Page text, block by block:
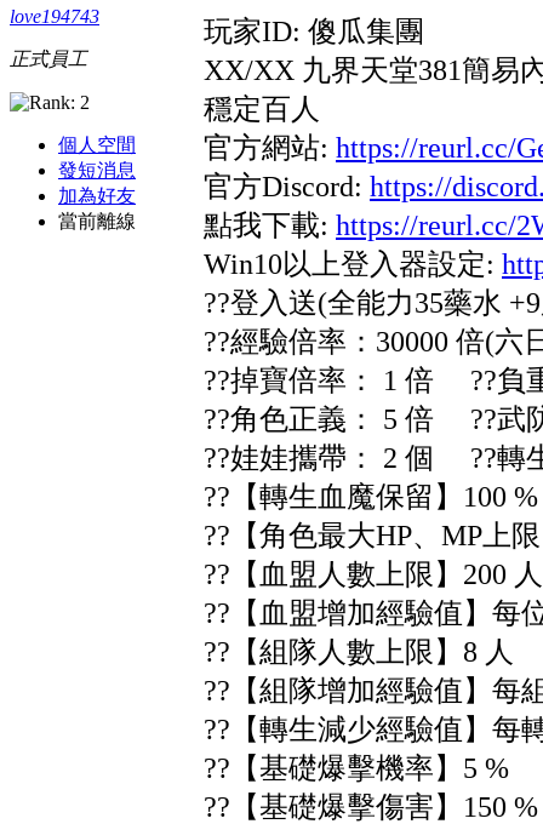
love194743
正式員工
個人空間
發短消息
加為好友
當前離線
玩家ID: 傻瓜集團
XX/XX 九界天堂381簡易
穩定百人
官方網站: https://reurl.cc/
官方Discord: https://
點我下載: https://reurl.cc/
Win10以上登入器設定:
??登入送(全能力35藥水
??經驗倍率：30000 倍(六
??掉寶倍率： 1 倍 ??負
??角色正義： 5 倍 ??武
??娃娃攜帶： 2 個 ??轉
??【轉生血魔保留】100 %
??【角色最大HP、MP上
??【血盟人數上限】200 人
??【血盟增加經驗值】每
??【組隊人數上限】8 人
??【組隊增加經驗值】每
??【轉生減少經驗值】每
??【基礎爆擊機率】5 %
??【基礎爆擊傷害】150 %